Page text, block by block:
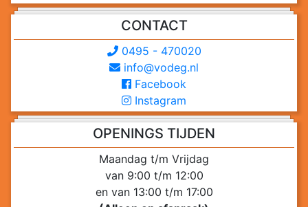
CONTACT
0495 - 470020
info@vodeg.nl
Facebook
Instagram
OPENINGS TIJDEN
Maandag t/m Vrijdag
van 9:00 t/m 12:00
en van 13:00 t/m 17:00